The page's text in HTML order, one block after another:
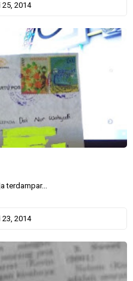
25, 2014
terdampar...
23, 2014